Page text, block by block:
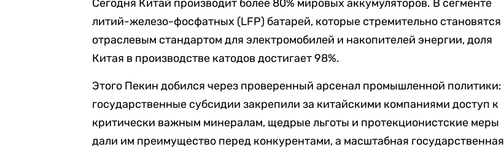
Сегодня Китай производит более 80% мировых аккумуляторов. В сегменте
литий-железо-фосфатных (LFP) батарей, которые стремительно становятся
отраслевым стандартом для электромобилей и накопителей энергии, доля
Китая в производстве катодов достигает 98%.
Этого Пекин добился через проверенный арсенал промышленной политики:
государственные субсидии закрепили за китайскими компаниями доступ к
критически важным минералам, щедрые льготы и протекционистские меры
дали им преимущество перед конкурентами, а масштабная государственная